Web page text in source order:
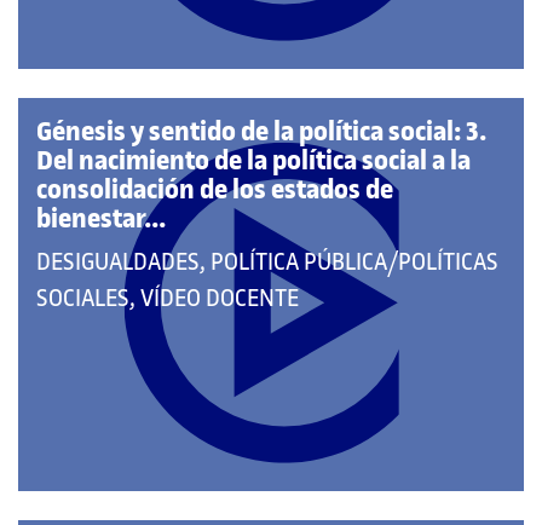
Génesis y sentido de la política social: 3.
Del nacimiento de la política social a la
consolidación de los estados de
bienestar...
QUE
PERTENECE
CATEGORÍAS:
DESIGUALDADES, POLÍTICA PÚBLICA/POLÍTICAS
SOCIALES, VÍDEO DOCENTE